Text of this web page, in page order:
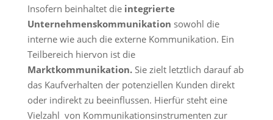
Insofern beinhaltet die integrierte
Unternehmenskommunikation sowohl die
interne wie auch die externe Kommunikation. Ein
Teilbereich hiervon ist die
Marktkommunikation.Sie zielt letztlich darauf ab
das Kaufverhalten der potenziellen Kunden direkt
oder indirekt zu beeinflussen. Hierfür steht eine
Vielzahl von Kommunikationsinstrumenten zur